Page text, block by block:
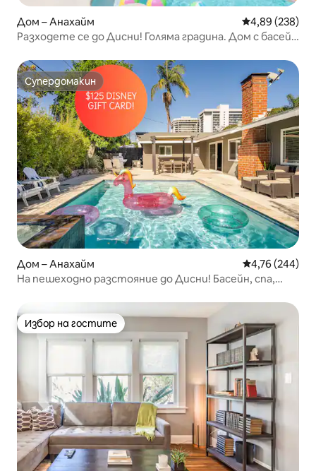
Дом – Анахайм Средна
4,89 (238)
Разходете се до Дисни! Голяма градина. Дом с басейн
Супердомакин
Супердомакин
Дом – Анахайм Средна
4,76 (244)
На пешеходно разстояние до Дисни! Басейн, спа,
Избор на гостите
Избор на гостите